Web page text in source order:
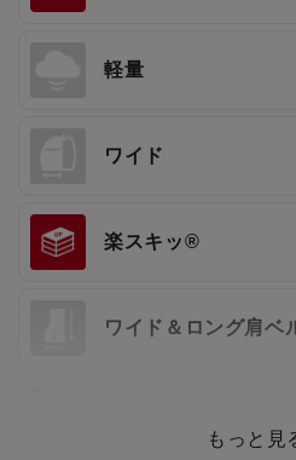
軽量
ワイド
楽スキッ®
ワイド＆ロング肩ベ
もっと見